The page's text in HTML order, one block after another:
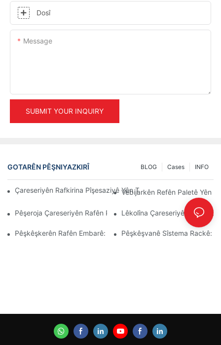
Dosî
Message
SUBMIT YOUR INQUIRY
GOTARÊN PÊŞNIYAZKIRÎ INFO
Cases
BLOG
Çareseriyên Rafkirina Pîşesaziyê Yên Top Ji Bo Rêvebiriya
Vebijarkên Refên Paletê Yên
Pêşeroja Çareseriyên Rafên Paletê: Trend Û Nûjenî
Lêkolîna Çareseriyên Rafên
Pêşkêşkerên Rafên Embarê: Li Çi BigerinPêşkêşvanê Sîstema Rackê: